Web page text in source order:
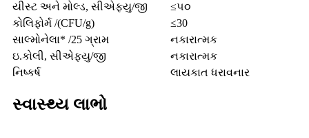
યીસ્ટ અને મોલ્ડ, સીએફયુ/જી
≤૫૦
કોલિફોર્મ /(CFU/g)
≤30
સાલ્મોનેલા* /25 ગ્રામ
નકારાત્મક
ઇ.કોલી, સીએફયુ/જી
નકારાત્મક
નિષ્કર્ષ
લાયકાત ધરાવનાર
સ્વાસ્થ્ય લાભો